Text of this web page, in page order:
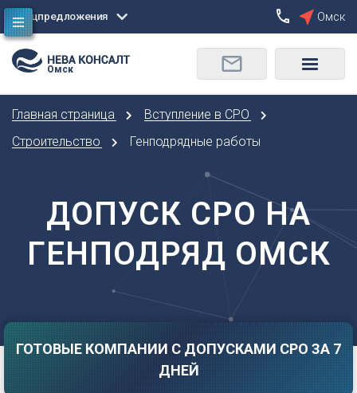
Сбросить
Москва
Санкт-Петербург
Б
Барнаул
Белгород
Брянск
Владимир
О
Орел
Оренбург
Пенза
Пермь
Ростов-на-Дону
Саранск
Саратов
Спецпредложения Омск
Омск
Главная страница
Вступление в СРО
Строительство
Генподрядные работы
ДОПУСК СРО НА
ГЕНПОДРЯД ОМСК
ГОТОВЫЕ КОМПАНИИ С ДОПУСКАМИ СРО ЗА 7
ДНЕЙ